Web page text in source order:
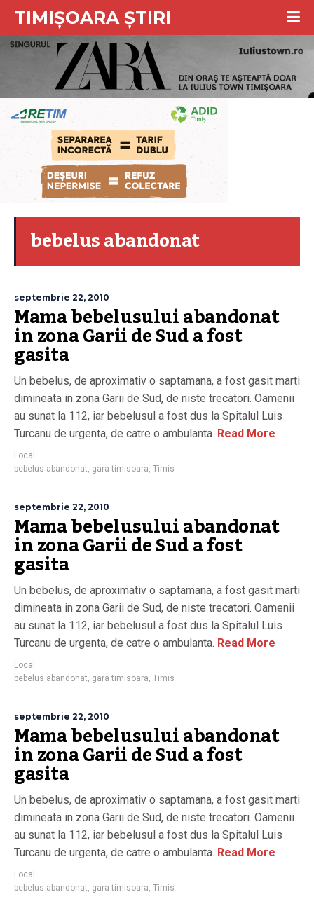
TIMIȘOARA ȘTIRI
bebelus abandonat
septembrie 22, 2010
Mama bebelusului abandonat
in zona Garii de Sud a fost
gasita
Un bebelus, de aproximativ o saptamana, a fost gasit marti
dimineata in zona Garii de Sud, de niste trecatori. Oamenii
au sunat la 112, iar bebelusul a fost dus la Spitalul Luis
Turcanu de urgenta, de catre o ambulanta. Read More
Local
bebelus abandonat, gara timisoara, Timis
septembrie 22, 2010
Mama bebelusului abandonat
in zona Garii de Sud a fost
gasita
Un bebelus, de aproximativ o saptamana, a fost gasit marti
dimineata in zona Garii de Sud, de niste trecatori. Oamenii
au sunat la 112, iar bebelusul a fost dus la Spitalul Luis
Turcanu de urgenta, de catre o ambulanta. Read More
Local
bebelus abandonat, gara timisoara, Timis
septembrie 22, 2010
Mama bebelusului abandonat
in zona Garii de Sud a fost
gasita
Un bebelus, de aproximativ o saptamana, a fost gasit marti
dimineata in zona Garii de Sud, de niste trecatori. Oamenii
au sunat la 112, iar bebelusul a fost dus la Spitalul Luis
Turcanu de urgenta, de catre o ambulanta. Read More
Local
bebelus abandonat, gara timisoara, Timis